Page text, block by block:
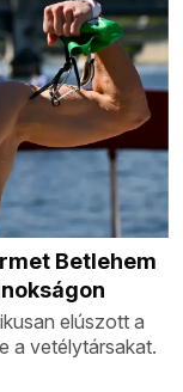
Betlehem
elúszott a
a vetélytársakat.